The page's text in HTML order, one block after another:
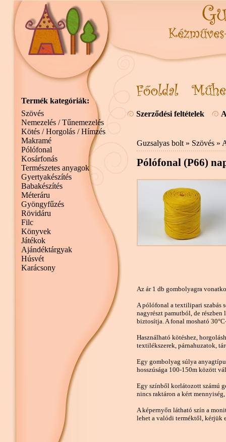
Szerződési feltételek
Guzsalyas bolt » Szövés »
Pólófonal (P66)
Az ár 1 db gombolyagra
A pólófonal a textilipari szabás
nagyrészt pamutból, de részben
biztosítja. A fonal mosható
Használható kötéshez,
textilékszerek, párnahuzatok,
Egy gombolyag súlya
hosszúsága 100-150m között
Egy színből korlátozott számú
nincs raktáron a kért
A képernyőn látható szín a
lehet a valódi terméktől, kérjük
Termék kategóriák:
Szövés
Nemezelés / Tűnemezelés
Kötés / Horgolás / Hímzés
Makramé
Pólófonal
Kosárfonás
Természetes anyagok
Gyertyakészítés
Babakészítés
Méteráru
Gyöngyfűzés
Rövidáru
Filc
Könyvek
Játékok
Ajándéktárgyak
Húsvét
Karácsony